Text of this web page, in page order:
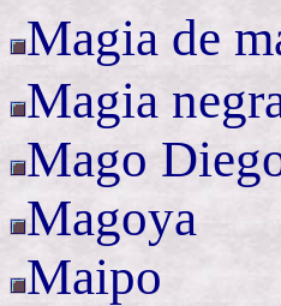
Magia de
Magia
Mago
Magoya
Maipo